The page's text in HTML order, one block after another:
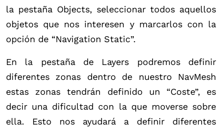
la pestaña Objects, seleccionar todos aquellos
objetos que nos interesen y marcarlos con la
opción de “Navigation Static”.
En la pestaña de Layers podremos definir
diferentes zonas dentro de nuestro NavMesh
estas zonas tendrán definido un “Coste”, es
decir una dificultad con la que moverse sobre
ella. Esto nos ayudará a definir diferentes